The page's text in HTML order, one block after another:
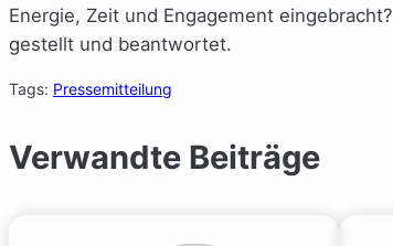
Energie, Zeit und Engagement
gestellt und beantwortet.
Tags: Pressemitteilung
Verwandte Beiträge